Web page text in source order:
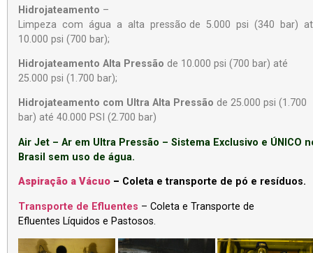
Hidrojateamento –
Limpeza com água a alta pressão de 5.000 psi (340 bar)
10.000 psi (700 bar);
Hidrojateamento Alta Pressão de 10.000 psi (700 bar) até
25.000 psi (1.700 bar);
Hidrojateamento com Ultra Alta Pressão de 25.000 psi (1.700
bar) até 40.000 PSI (2.700 bar)
Air Jet – Ar em Ultra Pressão – Sistema Exclusivo e ÚNICO
Brasil sem uso de água.
Aspiração a Vácuo – Coleta e transporte de pó e resíduos.
Transporte de Efluentes – Coleta e Transporte de
Efluentes Líquidos e Pastosos.